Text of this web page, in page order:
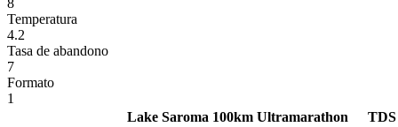
Temperatura
4.2
Tasa de abandono
7
Formato
1
Lake Saroma 100km Ultramarathon
TDS